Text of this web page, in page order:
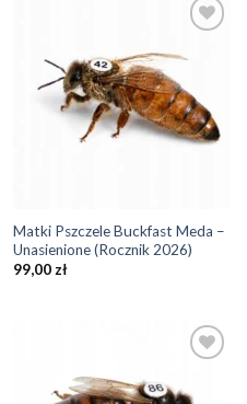
Add to
Wishlist
Matki Pszczele Buckfast Meda –
Unasienione (Rocznik 2026)
99,00zł